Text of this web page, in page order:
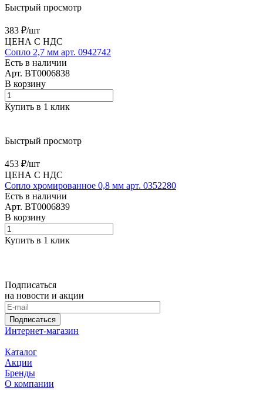
Быстрый просмотр
383 ₽/шт
ЦЕНА С НДС
Сопло 2,7 мм арт. 0942742
Есть в наличии
Арт. BT0006838
В корзину
Купить в 1 клик
Быстрый просмотр
453 ₽/шт
ЦЕНА С НДС
Сопло хромированное 0,8 мм арт. 0352280
Есть в наличии
Арт. BT0006839
В корзину
Купить в 1 клик
Подписаться
на новости и акции
Подписаться
Интернет-магазин
Каталог
Акции
Бренды
О компании